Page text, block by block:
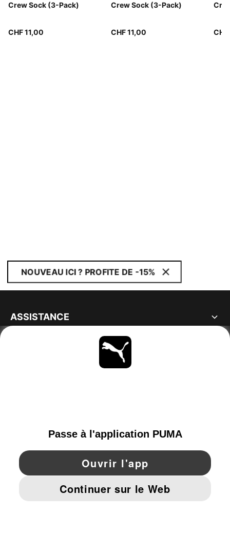
Crew Sock (3-Pack)
CHF 11,00
Crew Sock (3-Pack)
CHF 11,00
NOUVEAU ICI ? PROFITE DE -15%
ASSISTANCE
YouTube Twitter Pinterest
MENTIONS ET DONNÉES LÉGALES